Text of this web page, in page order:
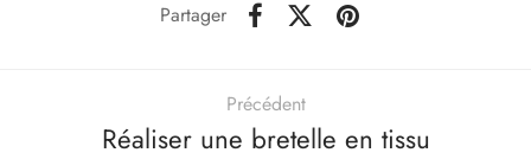
Partager
Précédent
Réaliser une bretelle en tissu